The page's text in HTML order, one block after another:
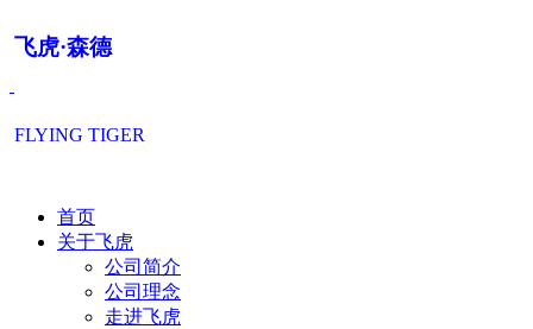
飞虎·森德
FLYING TIGER
首页
关于飞虎
公司简介
公司理念
走进飞虎